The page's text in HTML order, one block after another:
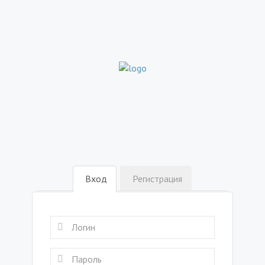
Вход Регистрация